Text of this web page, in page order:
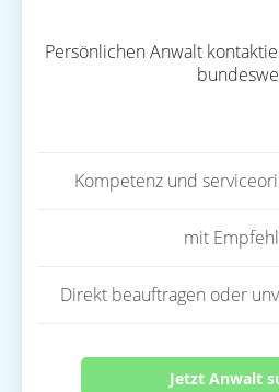
Persönlichen Anwalt
Kompetenz und
mit
Direkt beauftragen oder
Jetzt Anwalt